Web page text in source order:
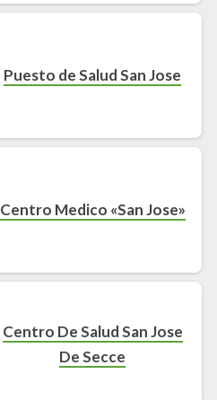
Puesto de Salud San Jose
Centro Medico «San Jose»
Centro De Salud San Jose
De Secce